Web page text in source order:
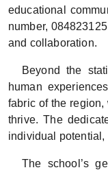
educational
number,
and collaboration.
Beyond the
human
fabric of the region,
thrive. The
individual
The school’s